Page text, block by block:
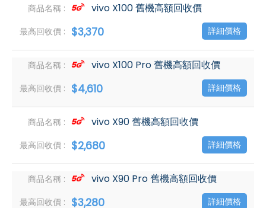
vivo X100 舊機高額回收價
$3,370 詳細價格
vivo X100 Pro 舊機高額回收價
$4,610 詳細價格
vivo X90 舊機高額回收價
$2,680 詳細價格
vivo X90 Pro 舊機高額回收價
$3,280 詳細價格